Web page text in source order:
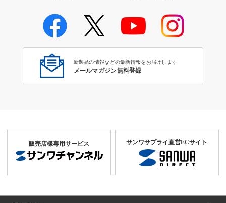
学校教育のICT環境整備特集
新製品の情報などの最新情報をお届けします
メールマガジン無料登録
販売店様専用サービス サンワサプライ直営ECサイト